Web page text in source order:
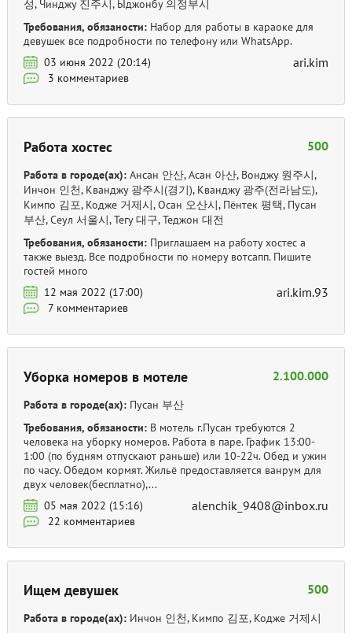
성, Чинджу 진주시, Ыджонбу 의정부시
Требования, обязаности: Набор для работы в караоке для
девушек все подробности по телефону или WhatsApp.
03 июня 2022 (20:14)
3 комментариев
ari.kim
Работа хостес 500
Работа в городе(ах): Ансан 안산, Асан 아산, Вонджу 원주시,
Инчон 인천, Кванджу 광주시(경기), Кванджу 광주(전라남도),
Кимпо 김포, Кодже 거제시, Осан 오산시, Пёнтек 평택, Пусан
부산, Сеул 서울시, Тегу 대구, Теджон 대전
Требования, обязаности: Приглашаем на работу хостес а
также выезд. Все подробности по номеру вотсапп. Пишите
гостей много
12 мая 2022 (17:00)
7 комментариев
ari.kim.93
Уборка номеров в мотеле 2.100.000
Работа в городе(ах): Пусан 부산
Требования, обязаности: В мотель г.Пусан требуются 2
человека на уборку номеров. Работа в паре. График 13:00-
1:00 (по будням отпускают раньше) или 10-22ч. Обед и ужин
по часу. Обедом кормят. Жильё предоставляется ванрум для
двух человек(бесплатно),...
05 мая 2022 (15:16)
22 комментариев
alenchik_9408@inbox.ru
Ищем девушек 500
Работа в городе(ах): Инчон 인천, Кимпо 김포, Кодже 거제시